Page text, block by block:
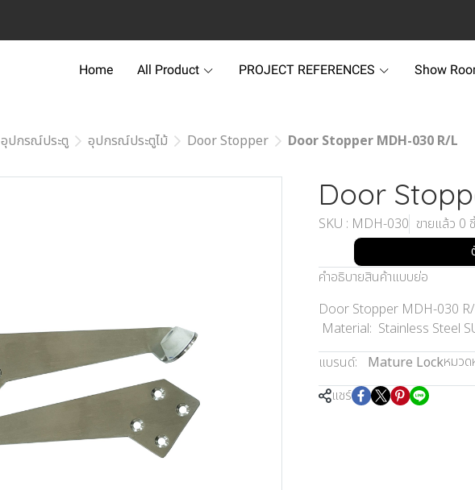
Home All Product PROJECT REFERENCES Show
อุปกรณ์ประตู อุปกรณ์ประตูไม้ Door Stopper Door Stopper MDH-030 R/L
Door
SKU : MDH-030 ขายแล้ว 0
คำอธิบายสินค้าแบบย่อ
Door Stopper MDH-030
Material: Stainless Steel
แบรนด์:
Mature Lockหมวด
แชร์